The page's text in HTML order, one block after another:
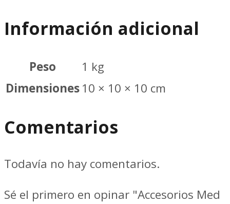
MINIPA
cantidad
Información adicional
Peso
1 kg
Dimensiones10 × 10 × 10 cm
Comentarios
Todavía no hay comentarios.
Sé el primero en opinar "Accesorios Med